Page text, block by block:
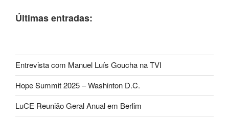
Últimas entradas:
Entrevista com Manuel Luís Goucha na TVI
Hope Summit 2025 – Washinton D.C.
LuCE Reunião Geral Anual em Berlim